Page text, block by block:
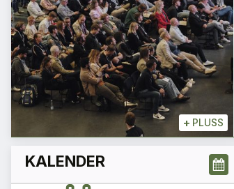
+ PLUSS
+PLUSS
Aslaug Koksvik
Direktør
KALENDER